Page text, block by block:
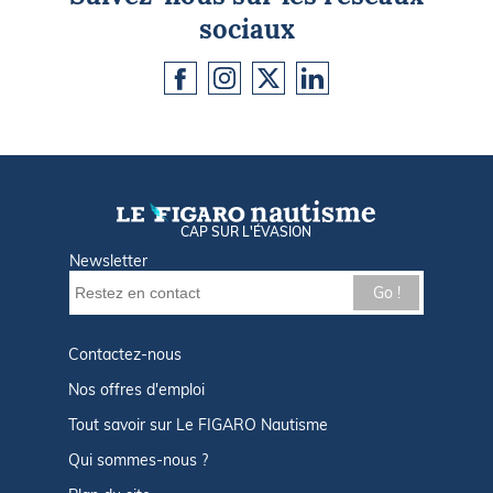
sociaux
CAP SUR L'ÉVASION
Newsletter
Go !
Contactez-nous
Nos offres d'emploi
Tout savoir sur Le FIGARO Nautisme
Qui sommes-nous ?